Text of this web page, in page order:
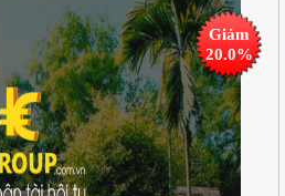
Giảm
20.0%